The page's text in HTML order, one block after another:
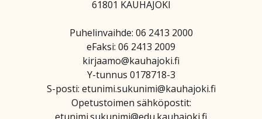
61801 KAUHAJOKI
Puhelinvaihde: 06 2413 2000
eFaksi: 06 2413 2009
kirjaamo@kauhajoki.fi
Y-tunnus 0178718-3
S-posti: etunimi.sukunimi@kauhajoki.fi
Opetustoimen sähköpostit:
etunimi.sukunimi@edu.kauhajoki.fi